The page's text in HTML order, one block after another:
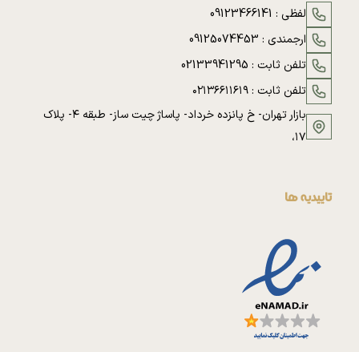
لفظی : 09123466141
ارجمندی : 09125074453
تلفن ثابت : 02133941295
تلفن ثابت :۰۲۱۳۶۶۱۱۶۱۹
بازار تهران- خ پانزده خرداد- پاساژ چیت ساز- طبقه ۴- پلاک
۱۷،
تاییدیه ها